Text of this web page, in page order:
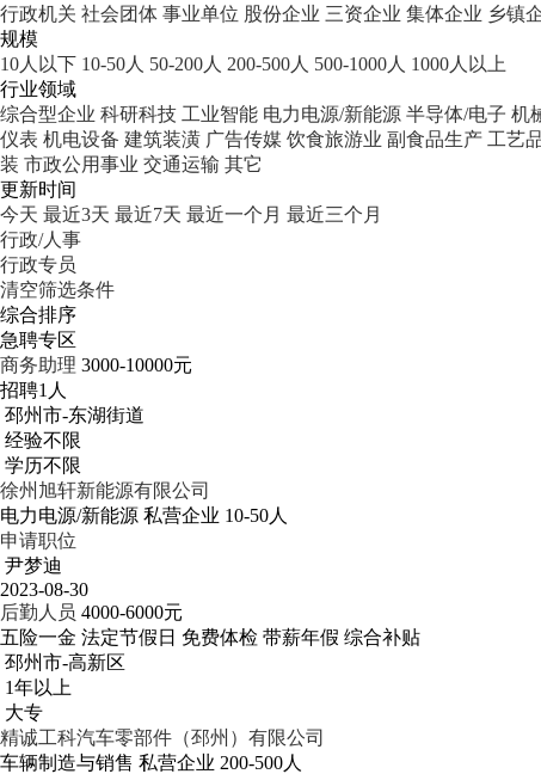
行政机关 社会团体 事业单位 股份企业 三资企业 集体企业 乡镇
规模
10人以下 10-50人 50-200人 200-500人 500-1000人 1000人以上
行业领域
综合型企业 科研科技 工业智能 电力电源/新能源 半导体/电子 机
仪表 机电设备 建筑装潢 广告传媒 饮食旅游业 副食品生产 工艺
装 市政公用事业 交通运输 其它
更新时间
今天 最近3天 最近7天 最近一个月 最近三个月
行政/人事
行政专员
清空筛选条件
综合排序
急聘专区
商务助理 3000-10000元
招聘1人
邳州市-东湖街道
经验不限
学历不限
徐州旭轩新能源有限公司
电力电源/新能源 私营企业 10-50人
申请职位
尹梦迪
2023-08-30
后勤人员 4000-6000元
五险一金 法定节假日 免费体检 带薪年假 综合补贴
邳州市-高新区
1年以上
大专
精诚工科汽车零部件（邳州）有限公司
车辆制造与销售 私营企业 200-500人